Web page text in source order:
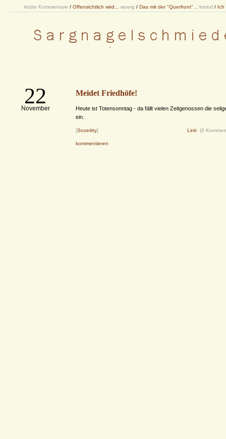
letzte Kommentare / Offensichtlich wird... wuerg / Das mit der "Querfront"... kristof / Ich
22
November
Meidet Friedhöfe!
Heute ist Totensonntag - da fällt vielen Zeitgenossen die
ein.
[Sozeiitty] Link (0
kommentieren